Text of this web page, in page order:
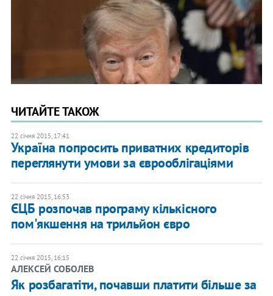
ЧИТАЙТЕ ТАКОЖ
22 січня 2015, 17:41
Україна попросить приватних кредиторів
переглянути умови за єврооблігаціями
22 січня 2015, 16:53
ЄЦБ розпочав програму кількісного
пом'якшення на трильйон євро
22 січня 2015, 16:15
АЛЕКСЕЙ СОБОЛЕВ
Як розбагатіти, почавши платити більше за